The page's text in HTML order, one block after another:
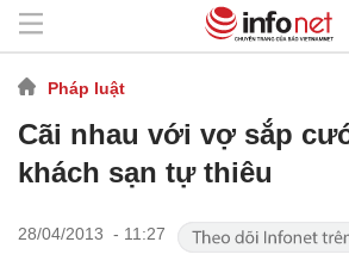
Pháp luật
Cãi nhau với vợ sắp
khách sạn tự thiêu
28/04/2013 - 11:27